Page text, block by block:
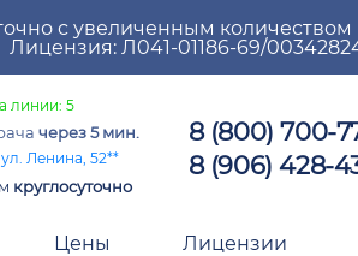
с увеличенным
Лицензия: Л041-01186-69/
линии: 5
через 5 мин.
Ленина, 52**
круглосуточно
8 (800) 700-
8 (906) 428-
Цены Лицензии